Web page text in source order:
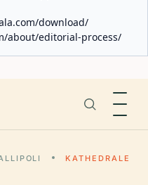
download/
about/editorial-process/
KATHEDRALE